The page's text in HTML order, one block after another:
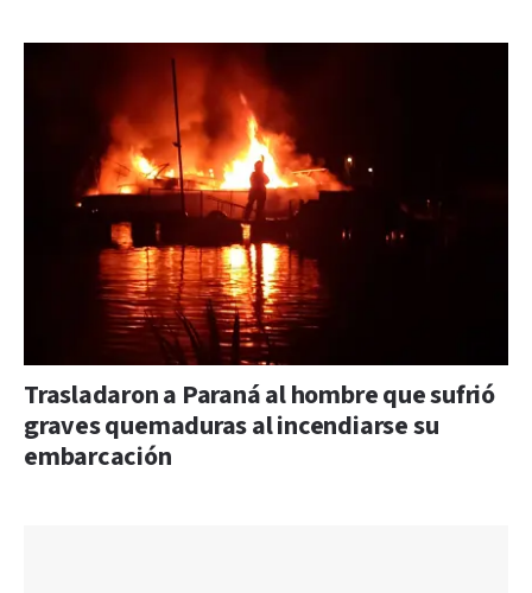
Trasladaron a Paraná al hombre que sufrió
graves quemaduras al incendiarse su
embarcación